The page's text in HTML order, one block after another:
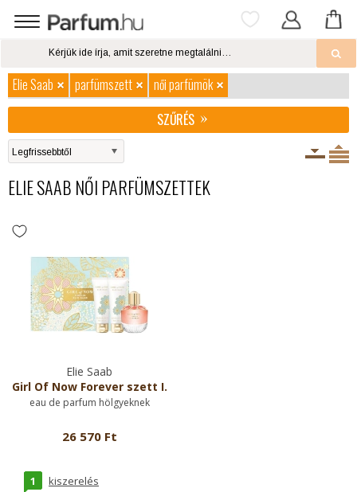
Elie Saab parfümszett
női parfümök
SZŰRÉS
ELIE SAAB NŐI PARFÜMSZETTEK
Elie Saab
Girl Of Now Forever szett I.
eau de parfum hölgyeknek
26 570 Ft
1 kiszerelés